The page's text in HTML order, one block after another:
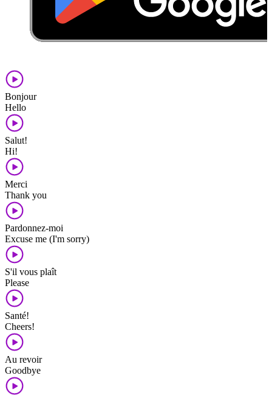
Bonjour
Hello
Salut!
Hi!
Merci
Thank you
Pardonnez-moi
Excuse me (I'm sorry)
S'il vous plaît
Please
Santé!
Cheers!
Au revoir
Goodbye